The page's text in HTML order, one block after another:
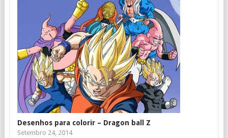
Desenhos para colorir – Dragon ball Z
Setembro 24, 2014